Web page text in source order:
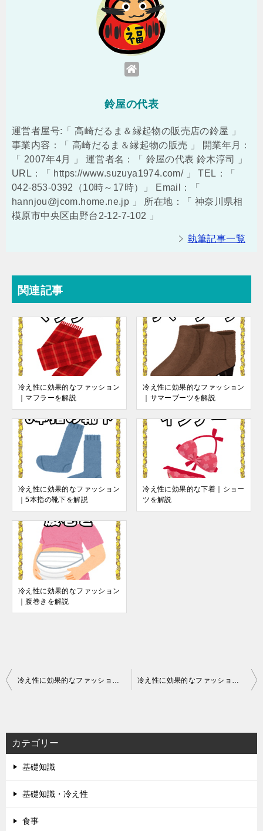
鈴屋の代表
運営者屋号:「 高崎だるま＆縁起物の販売店の鈴屋 」
事業内容：「 高崎だるま＆縁起物の販売 」 開業年月：
「 2007年4月 」 運営者名：「 鈴屋の代表 鈴木淳司 」
URL：「 https://www.suzuya1974.com/ 」 TEL：「
042-853-0392（10時～17時）」 Email：「
hannjou@jcom.home.ne.jp 」 所在地：「 神奈川県相
模原市中央区由野台2-12-7-102 」
執筆記事一覧
関連記事
冷え性に効果的なファッション
｜マフラーを解説
冷え性に効果的なファッション
｜サマーブーツを解説
冷え性に効果的なファッション
｜5本指の靴下を解説
冷え性に効果的な下着｜ショー
ツを解説
冷え性に効果的なファッション
｜腹巻きを解説
投
ビ
ゲ
ー
シ
カテゴリー
基礎知識
基礎知識・冷え性
食事